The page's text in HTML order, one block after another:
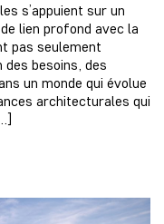
s’appuient sur un
lien profond avec la
pas seulement
besoins, des
un monde qui évolue
architecturales qui